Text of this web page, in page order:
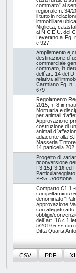
commiato” ai
regionale n. 34/
il tutto in
immobiliare
Miglietta,
al N.C.E.U. del
Leverano al Fg.
e 927
Ampliamento e
destinazione
commerciale
commiato, in
dell`art. 14 del
relativa
Carmiano Fg. n.
679 .
Regolamento
2015, n. 8 in
Mortuaria e
per animali
Approvazione
costruzione di
animali
adiacente alla
Masseria
14 particella 202
Progetto di
riconversione
F3.15,F3.16 ed
PRG. Adozione.
Comparto C1.1
compeltamento
denominato
Approvazione
con allegato atto
obbligo/
dell`art. 16 c.1
5/2010 e
Ditta Quarta
CSV PDF